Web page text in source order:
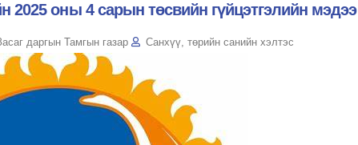
2025 оны 4 сарын төсвийн гүйцэтгэлийн мэдээ
даргын Тамгын газар Санхүү, төрийн санийн хэлтэс